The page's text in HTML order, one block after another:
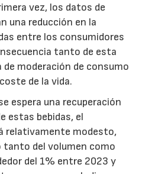
vez, los datos de
una reducción en la
entre los consumidores
tanto de esta
de moderación de consumo
de la vida.
espera una recuperación
estas bebidas, el
relativamente modesto,
tanto del volumen como
del 1% entre 2023 y